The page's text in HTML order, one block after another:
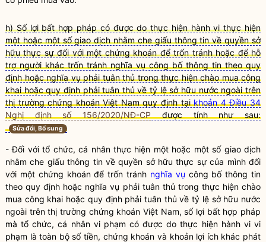
h) Số lợi bất hợp pháp có được do thực hiện hành vi thực hiện
một hoặc một số giao dịch nhằm che giấu thông tin về quyền sở
hữu thực sự đối với một chứng khoán để trốn tránh hoặc để hỗ
trợ người khác trốn tránh nghĩa vụ công bố thông tin theo quy
định hoặc nghĩa vụ phải tuân thủ trong thực hiện chào mua công
khai hoặc quy định phải tuân thủ về tỷ lệ sở hữu nước ngoài trên
thị trường chứng khoán Việt Nam quy định tạikhoản 4 Điều 34
Nghị định số 156/2020/NĐ-CPđược tính như sau:
Sửa đổi, Bổ sung
- Đối vớitổ chức, cá nhân thực hiện một hoặc một số giao dịch
nhằm che giấu thông tin vềquyền sở hữu thực sự của mình đối
với một chứng khoánđể trốn tránh nghĩa vụ công bố thông tin
theo quy định hoặc nghĩa vụ phải tuân thủ trong thực hiện chào
mua công khai hoặc quy định phải tuân thủ về tỷ lệ sở hữu nước
ngoài trên thị trường chứng khoán Việt Nam, số lợi bất hợp pháp
màtổ chức, cá nhân vi phạm có được do thực hiện hành vi vi
phạm là toàn bộ số tiền, chứng khoán và khoản lợi ích khác phát